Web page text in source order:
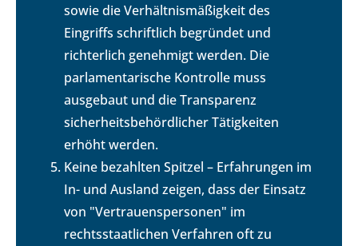
sowie die Verhältnismäßigkeit des
Eingriffs schriftlich begründet und
richterlich genehmigt werden. Die
parlamentarische Kontrolle muss
ausgebaut und die Transparenz
sicherheitsbehördlicher Tätigkeiten
erhöht werden.
Keine bezahlten Spitzel – Erfahrungen im
In- und Ausland zeigen, dass der Einsatz
von "Vertrauenspersonen" im
rechtsstaatlichen Verfahren oft zu